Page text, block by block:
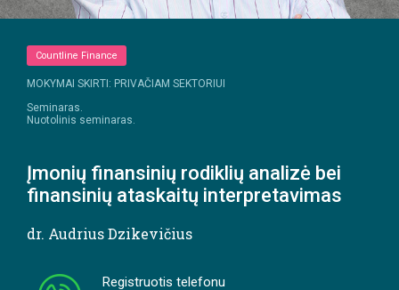
Countline Finance
MOKYMAI SKIRTI: PRIVAČIAM SEKTORIUI
Seminaras.
Nuotolinis seminaras.
Įmonių finansinių rodiklių analizė bei
finansinių ataskaitų interpretavimas
dr. Audrius Dzikevičius
Registruotis telefonu